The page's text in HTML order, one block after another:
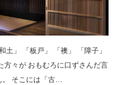
土」 「板戸」 「襖」 「障子」
方々が おもむろに口ずさんだ言
。 そこには「古…